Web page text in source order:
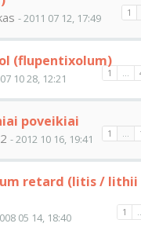
1
- 2011 07 12, 17:49
(flupentixolum)
1 ...
10 28, 12:21
poveikiai
1 ...
- 2012 10 16, 19:41
retard (litis / lithii
1
05 14, 18:40